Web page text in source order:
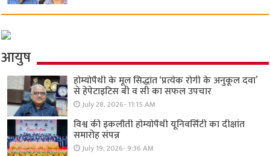
आयुष
होम्योपैथी के मूल सिद्धांत ‘प्रत्येक रोगी केे अनुकूल दवा’
से हेपेटाइटिस बी व सी का सफल उपचार
July 28, 2026- 11:15 AM
विश्व की इकलौती होम्योपैथी यूनिवर्सिटी का दीक्षांत
समारोह संपन्न
July 19, 2026- 9:36 AM